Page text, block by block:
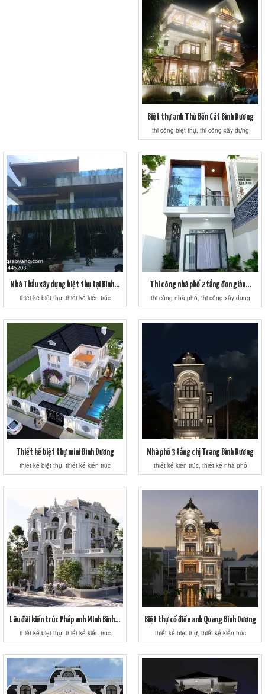
Biệt thự anh Thủ Bến Cát Bình Dương
thi công biệt thự, thi công xây dựng
Nhà Thầu xây dựng biệt thự tại Bình...
thiết kế biệt thự, thiết kế kiến trúc
Thi công nhà phố 2 tầng đơn giản...
thi công nhà phố, thi công xây dựng
Thiết kế biệt thự mini Bình Dương
thiết kế biệt thự, thiết kế kiến trúc
Nhà phố 3 tầng chị Trang Bình Dương
thiết kế kiến trúc, thiết kế nhà phố
Lâu đài kiến trúc Pháp anh Minh Bình...
thiết kế biệt thự, thiết kế kiến trúc
Biệt thự cổ điển anh Quang Bình Dương
thiết kế biệt thự, thiết kế kiến trúc